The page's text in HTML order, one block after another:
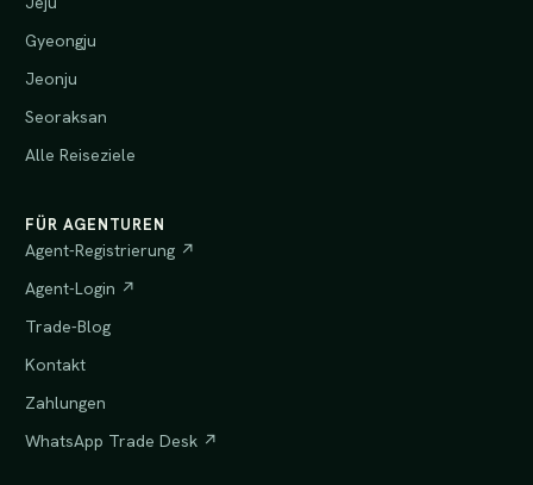
Gyeongju
Jeonju
Seoraksan
Alle Reiseziele
FÜR AGENTUREN
Agent-Registrierung ↗
Agent-Login ↗
Trade-Blog
Kontakt
Zahlungen
WhatsApp Trade Desk ↗